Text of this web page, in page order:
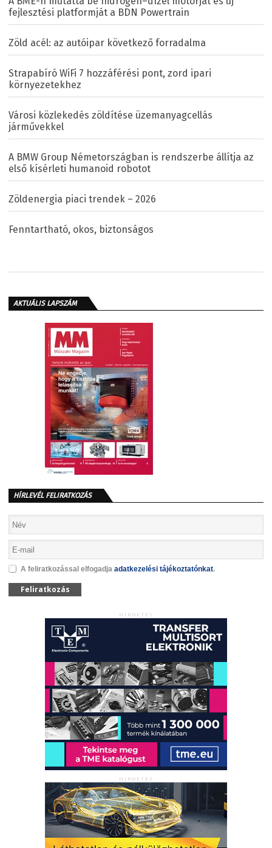
fejlesztési platformját a BDN Powertrain
Zöld acél: az autóipar következő forradalma
Strapabíró WiFi 7 hozzáférési pont, zord ipari
környezetekhez
Városi közlekedés zöldítése üzemanyagcellás
járművekkel
A BMW Group Németországban is rendszerbe állítja az
első kísérleti humanoid robotot
Zöldenergia piaci trendek – 2026
Fenntartható, okos, biztonságos
AKTUÁLIS LAPSZÁM
HÍRLEVÉL FELIRATKOZÁS
A feliratkozással elfogadja adatkezelési tájékoztatónkat.
Feliratkozás
HIRDETÉS
HIRDETÉS